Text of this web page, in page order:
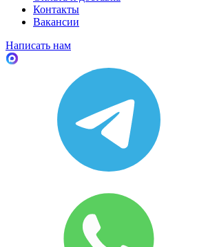
Контакты
Вакансии
Написать нам